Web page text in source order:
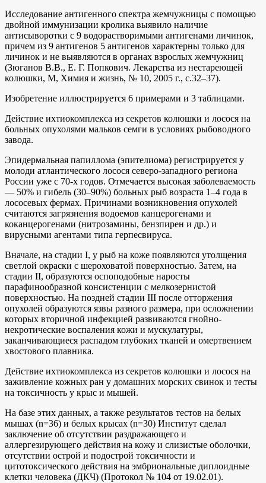
Исследование антигенного спектра жемчужницы с помощью
двойной иммунизации кролика выявило наличие
антисыворотки с 9 водорастворимыми антигенами личинок,
причем из 9 антигенов 5 антигенов характерны только для
личинок и не выявляются в органах взрослых жемчужниц
(Зюганов В.В., Е. Г. Попкович. Лекарства из нестареющей
колюшки, М, Химия и жизнь, № 10, 2005 г., с.32–37).
Изобретение иллюстрируется 6 примерами и 3 таблицами.
Действие ихтиокомплекса из секретов колюшки и лосося на
больных опухолями мальков семги в условиях рыбоводного
завода.
Эпидермальная папиллома (эпителиома) регистрируется у
молоди атлантического лосося северо-западного региона
России уже с 70-х годов. Отмечается высокая заболеваемость
— 50% и гибель (30–90%) больных рыб возраста 1–4 года в
лососевых фермах. Причинами возникновения опухолей
считаются загрязнения водоемов канцерогенами и
коканцерогенами (нитрозамины, бензпирен и др.) и
вирусными агентами типа герпесвируса.
Вначале, на стадии I, у рыб на коже появляются утолщения
светлой окраски с шероховатой поверхностью. Затем, на
стадии II, образуются оспоподобные наросты
парафинообразной консистенции с мелкозернистой
поверхностью. На поздней стадии III после отторжения
опухолей образуются язвы разного размера, при осложнении
которых вторичной инфекцией развиваются гнойно-
некротические воспаления кожи и мускулатуры,
заканчивающиеся распадом глубоких тканей и омертвением
хвостового плавника.
Действие ихтиокомплекса из секретов колюшки и лосося на
заживление кожных ран у домашних морских свинок и тесты
на токсичность у крыс и мышей.
На базе этих данных, а также результатов тестов на белых
мышах (n=36) и белых крысах (n=30) Институт сделал
заключение об отсутствии раздражающего и
аллергезирующего действия на кожу и слизистые оболочки,
отсутствии острой и подострой токсичности и
цитотоксического действия на эмбриональные диплоидные
клетки человека (ДКЧ) (Протокол № 104 от 19.02.01).